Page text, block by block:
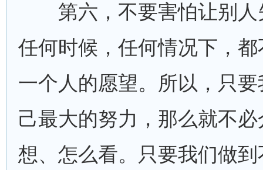
第六，不要害怕让别人
任何时候，任何情况下，
一个人的愿望。所以，只
己最大的努力，那么就不
想、怎么看。只要我们做